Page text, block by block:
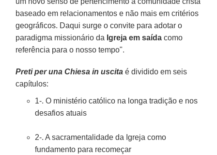
baseado em relacionamentos e não mais em critérios
geográficos. Daqui surge o convite para adotar o
paradigma missionário da Igreja em saída como
referência para o nosso tempo".
Preti per una Chiesa in uscita é dividido em seis
capítulos:
1-. O ministério católico na longa tradição e nos
desafios atuais
2-. A sacramentalidade da Igreja como
fundamento para recomeçar